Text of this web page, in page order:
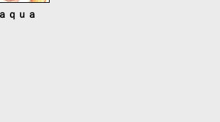
ｑｕａ